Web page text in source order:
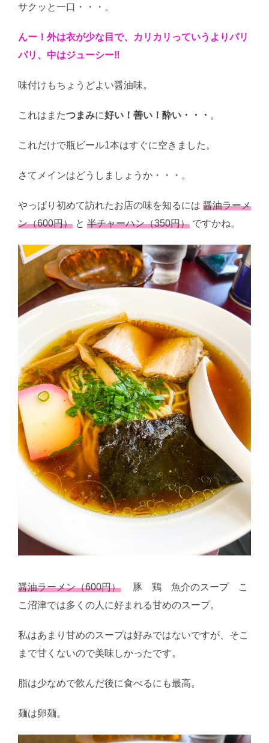
サクッと一口・・・。
んー！外は衣が少な目で、カリカリっていうよりパリ
パリ、中はジューシー‼
味付けもちょうどよい醤油味。
これはまたつまみに好い！善い！酔い・・・ 。
これだけで瓶ビール1本はすぐに空きました。
さてメインはどうしましょうか・・・。
やっぱり初めて訪れたお店の味を知るには 醤油ラーメ
ン（600円） と 半チャーハン（350円） ですかね。
醤油ラーメン（600円） 豚 鶏 魚介のスープ こ
こ沼津では多くの人に好まれる甘めのスープ。
私はあまり甘めのスープは好みではないですが、そこ
まで甘くないので美味しかったです。
脂は少なめで飲んだ後に食べるにも最高。
麺は卵麺。